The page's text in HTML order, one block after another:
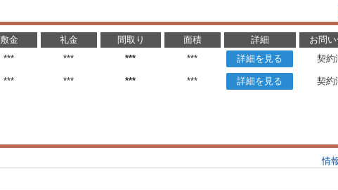
敷金 礼金 間取り 面積 詳細
お問
*** *** *** *** 詳細を見る 契約
*** *** *** *** 詳細を見る
契約
情